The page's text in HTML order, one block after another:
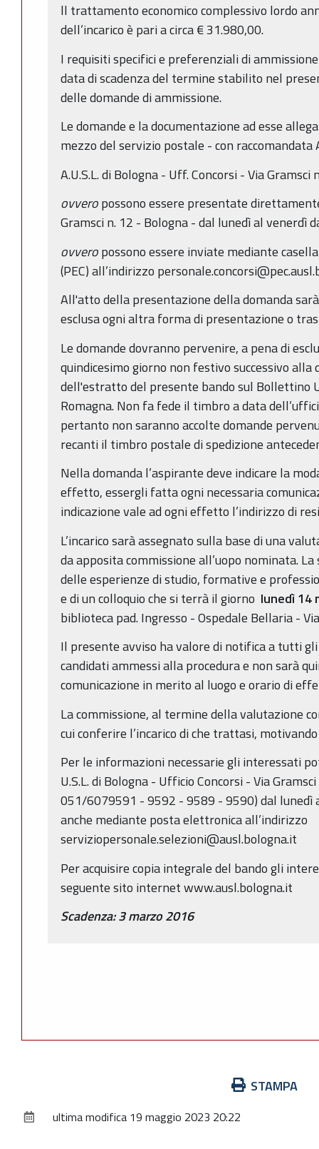
ll trattamento economico complessivo lordo
dell’incarico è pari a circa € 31.980,00.
I requisiti specifici e preferenziali di
data di scadenza del termine stabilito nel
delle domande di ammissione.
Le domande e la documentazione ad esse
mezzo del servizio postale - con raccomandata
A.U.S.L. di Bologna - Uff. Concorsi - Via
ovveropossono essere presentate
Gramsci n. 12 - Bologna - dal lunedì al venerdì
ovveropossono essere inviate mediante
(PEC) all’indirizzo
All'atto della presentazione della domanda
esclusa ogni altra forma di presentazione o
Le domande dovranno pervenire, a pena di
quindicesimo giorno non festivo successivo alla
dell'estratto del presente bando sul Bollettino
Romagna. Non fa fede il timbro a data
pertanto non saranno accolte domande
recanti il timbro postale di spedizione
Nella domanda l’aspirante deve indicare la
effetto, essergli fatta ogni necessaria
indicazione vale ad ogni effetto l’indirizzo di
L’incarico sarà assegnato sulla base di una
da apposita commissione all’uopo nominata.
delle esperienze di studio, formative e
e di un colloquio che si terrà il giorno lunedì 14
biblioteca pad. Ingresso - Ospedale Bellaria -
Il presente avviso ha valore di notifica a tutti
candidati ammessi alla procedura e non sarà
comunicazione in merito al luogo e orario di
La commissione, al termine della valutazione
cui conferire l’incarico di che trattasi,
Per le informazioni necessarie gli interessati
U.S.L. di Bologna - Ufficio Concorsi - Via
051/6079591 - 9592 - 9589 - 9590) dal lunedì
anche mediante posta elettronica all’indirizzo
serviziopersonale.selezioni@ausl.bologna.it
Per acquisire copia integrale del bando gli
seguente sito internet www.ausl.bologna.it
Scadenza: 3 marzo 2016
documento
STAMPA
ultima modifica 19 maggio 2023 20:22